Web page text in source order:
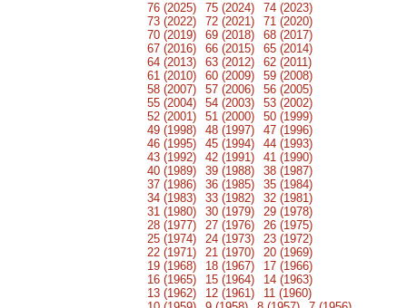
76 (2025) 75 (2024)
74 (2023)
73 (2022)
72 (2021)
71 (2020)
70 (2019)
69 (2018)
68 (2017)
67 (2016)
66 (2015)
65 (2014)
64 (2013)
63 (2012)
62 (2011)
61 (2010)
60 (2009)
59 (2008)
58 (2007)
57 (2006)
56 (2005)
55 (2004)
54 (2003)
53 (2002)
52 (2001)
51 (2000)
50 (1999)
49 (1998)
48 (1997)
47 (1996)
46 (1995)
45 (1994)
44 (1993)
43 (1992)
42 (1991)
41 (1990)
40 (1989)
39 (1988)
38 (1987)
37 (1986)
36 (1985)
35 (1984)
34 (1983)
33 (1982)
32 (1981)
31 (1980)
30 (1979)
29 (1978)
28 (1977)
27 (1976)
26 (1975)
25 (1974)
24 (1973)
23 (1972)
22 (1971)
21 (1970)
20 (1969)
19 (1968)
18 (1967)
17 (1966)
16 (1965)
15 (1964)
14 (1963)
13 (1962)
12 (1961)
11 (1960)